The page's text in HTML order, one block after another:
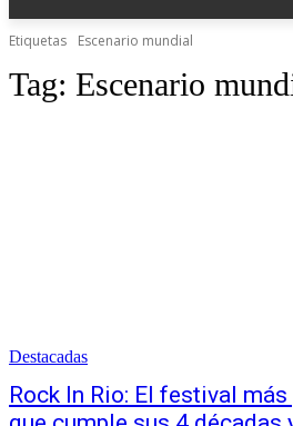
Etiquetas Escenario mundial
Tag: Escenario
Destacadas
Rock In Rio: El festival